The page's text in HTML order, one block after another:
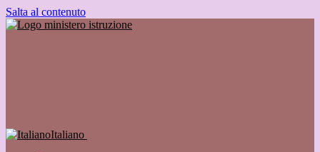
Salta al contenuto
Italiano